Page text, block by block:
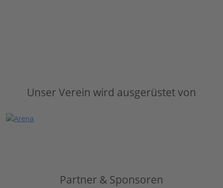
Unser Verein wird ausgerüstet von
Partner & Sponsoren